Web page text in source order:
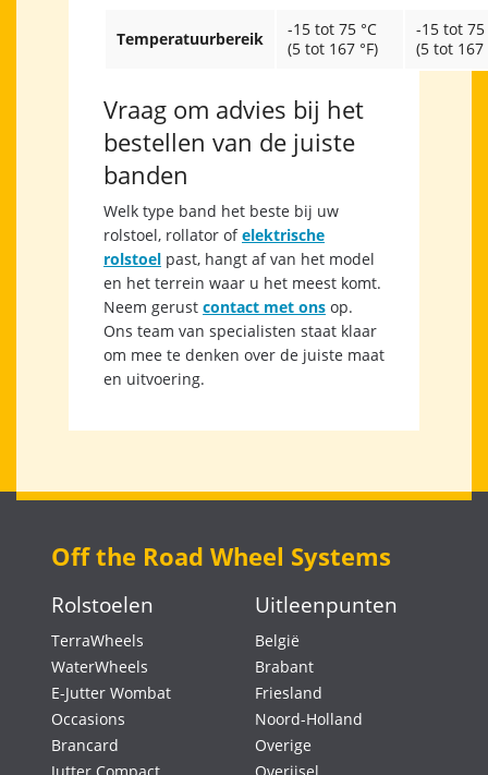
Temperatuurbereik
-15 tot 75 °C
(5 tot 167 °F)
-15 tot 75
(5 tot 167
Vraag om advies bij het
bestellen van de juiste
banden
Welk type band het beste bij uw
rolstoel, rollator ofelektrische
rolstoel past, hangt af van het model
en het terrein waar u het meest komt.
Neem gerust contact met ons op.
Ons team van specialisten staat klaar
om mee te denken over de juiste maat
en uitvoering.
Off the Road Wheel Systems
Rolstoelen
TerraWheels
WaterWheels
E-Jutter Wombat
Occasions
Brancard
Jutter Compact
Uitleenpunten
België
Brabant
Friesland
Noord-Holland
Overige
Overijsel